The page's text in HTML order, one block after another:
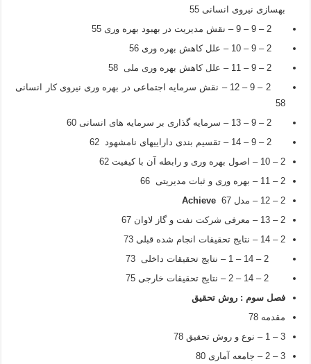
بهسازی نیروی انسانی 55
2 – 9 – 9 – نقش مدیریت در بهبود بهره وری 55
2 – 9 – 10 – علل کاهش بهره وری 56
2 – 9 – 11 – علل کاهش بهره وری ملی 58
2 – 9 – 12 – نقش سرمایه اجتماعی در بهره وری نیروی کار انسانی
58
2 – 9 – 13 – سرمایه گذاری بر سرمایه های انسانی 60
2 – 9 – 14 – تقسیم بندی داراییهای نامشهود 62
2 – 10 – اصول بهره وری و رابطه آن با کیفیت 62
2 – 11 – بهره وری و ثبات مدیریتی 66
2 – 12 – مدل
Achieve67
2 – 13 – معرفی شرکت نفت و گاز لاوان 67
2 – 14 – نتایج تحقیقات انجام شده قبلی 73
2 – 14 – 1 – نتایج تحقیقات داخلی 73
2 – 14 – 2 – نتایج تحقیقات خارجی 75
فصل سوم : روش تحقیق
مقدمه 78
3 – 1 – نوع و روش تحقیق 78
3 – 2 – جامعه آماری 80